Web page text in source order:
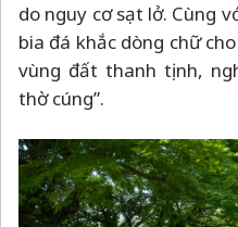
do nguy cơ sạt lở. Cùng
bia đá khắc dòng chữ
vùng đất thanh tịnh,
thờ cúng”.